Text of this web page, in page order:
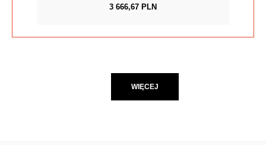
3 666,67 PLN
WIĘCEJ